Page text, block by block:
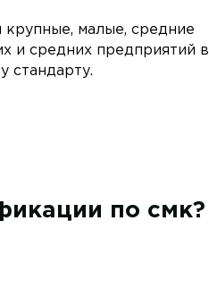
малые, средние
и средних предприятий в
стандарту.
по смк?